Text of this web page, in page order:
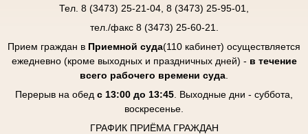
Тел. 8 (3473) 25-21-04, 8 (3473) 25-95-01,
тел./факс 8 (3473) 25-60-21.
Прием граждан в Приемной суда(110 кабинет) осуществляется
ежедневно (кроме выходных и праздничных дней) - в течение
всего рабочего времени суда
Перерыв на обед с 13:00 до 13:45 . Выходные дни - суббота,
воскресенье.
ГРАФИК ПРИЁМА ГРАЖДАН